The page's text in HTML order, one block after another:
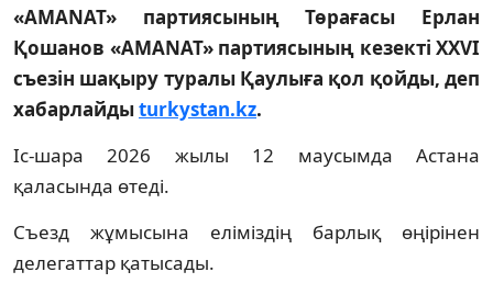
«AMANAT» партиясының Төрағасы Ерлан
Қошанов «AMANAT» партиясының кезекті XXVI
съезін шақыру туралы Қаулыға қол қойды, деп
хабарлайдыturkystan.kz.
Іс-шара 2026 жылы 12 маусымда Астана
қаласында өтеді.
Съезд жұмысына еліміздің барлық өңірінен
делегаттар қатысады.